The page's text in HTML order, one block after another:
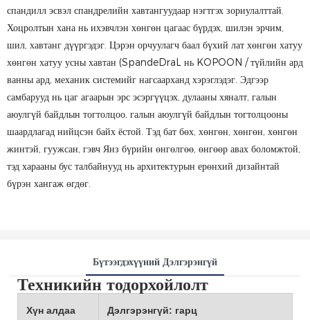
спандилл эсвэл спандрелийн хавтангуудаар нэгтгэх зориулалттай.
Хоцролтын хана нь ихэвчлэн хөнгөн цагаас бүрдэх, шилэн эрчим,
шил, хавтанг дүүргэдэг. Цэрэн орчуулагч баал бүхий лат хөнгөн хатуу
хөнгөн хатуу усны хавтан (SpandeDraL нь KOPOON / түйлийн ард
ванны ард, механик системийг нагсаарханд хэрэглэдэг. Эдгээр
самбарууд нь цаг агаарын эрс эсэргүүцэх, дулааны хяналт, галын
аюулгүй байдлын тогтолцоо, галын аюулгүй байдлын тогтолцооны
шаардлагад нийцсэн байх ёстой. Тэд бат бөх, хөнгөн, хөнгөн, хөнгөн
жинтэй, гуужсан, гэвч Янз бүрийн өнгөлгөө, өнгөөр ​​авах боломжтой,
тэд харааны бус талбайнууд нь архитектурын ерөнхий дизайнтай
бүрэн хангаж өгдөг.
Бүтээгдэхүүний Дэлгэрэнгүй
Техникийн тодорхойлолт
Хүн алдаа Дэлгэрэнгүй: гарц